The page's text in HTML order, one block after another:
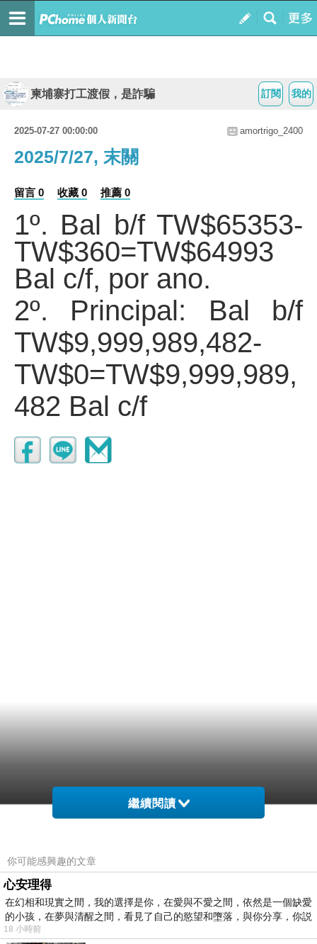
我的
訂閱
柬埔寨打工渡假，是詐騙
2025-07-27 00:00:00 amortrigo_2400
2025/7/27, 末關
留言 0 收藏 0 推薦 0
1º. Bal b/f TW$65353-
TW$360=TW$64993
Bal c/f, por ano.
2º. Principal: Bal b/f
TW$9,999,989,482-
TW$0=TW$9,999,989,
482 Bal c/f
繼續閱讀
你可能感興趣的文章
心安理得
在幻相和現實之間，我的選擇是你，在愛與不愛之間，依然是一個缺愛
的小孩，在夢與清醒之間，看見了自己的慾望和墮落，與你分享，你説
18 小時前